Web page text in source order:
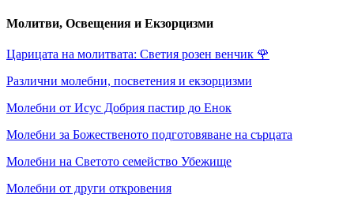
Молитви, Освещения и Екзорцизми
Царицата на молитвата: Светия розен венчик 🌹
Различни молебни, посветения и екзорцизми
Молебни от Исус Добрия пастир до Енок
Молебни за Божественото подготовяване на сърцата
Молебни на Светото семейство Убежище
Молебни от други откровения